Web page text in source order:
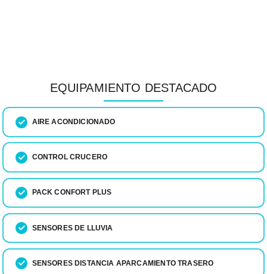
EQUIPAMIENTO DESTACADO
AIRE ACONDICIONADO
CONTROL CRUCERO
PACK CONFORT PLUS
SENSORES DE LLUVIA
SENSORES DISTANCIA APARCAMIENTO TRASERO